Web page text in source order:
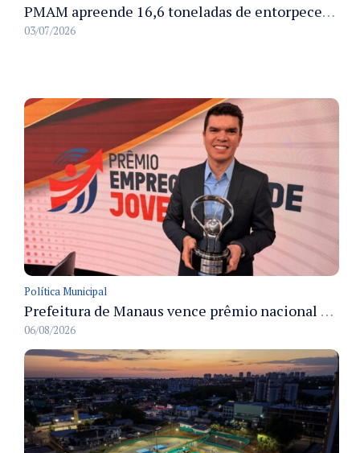
PMAM apreende 16,6 toneladas de entorpecentes e registra aumento nas prisões em flagrante e nas capturas de foragidos no primeiro semestre de 2026
03/07/2026
Política Municipal
Prefeitura de Manaus vence prêmio nacional na categoria Estágio e recebe troféu em São Paulo
06/08/2026